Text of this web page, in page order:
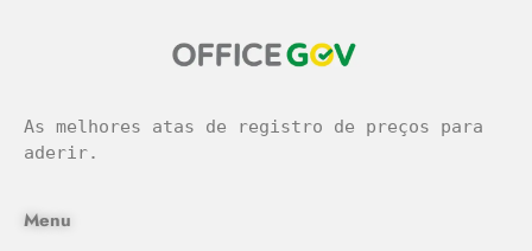
As melhores atas de registro de preços para
aderir.
Menu